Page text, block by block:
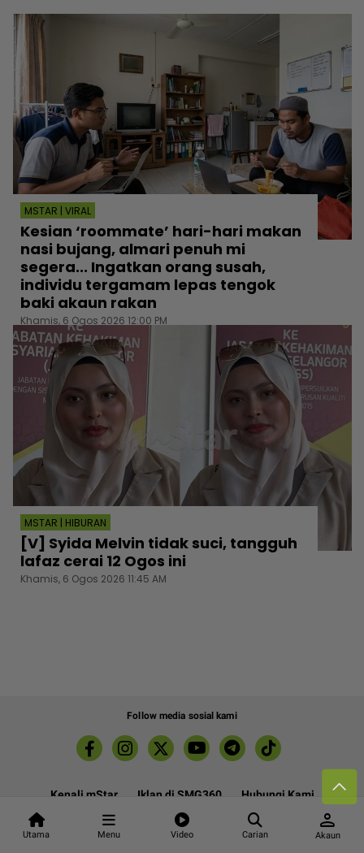
Utama Menu Video Carian
person
Akaun
MSTAR | VIRAL
Kesian ‘roommate’ hari-hari makan
nasi bujang, almari penuh mi
segera... Ingatkan orang susah,
individu tergamam lepas tengok
baki akaun rakan
Khamis, 6 Ogos 2026 12:00 PM
MSTAR | HIBURAN
[V] Syida Melvin tidak suci, tangguh
lafaz cerai 12 Ogos ini
Khamis, 6 Ogos 2026 11:45 AM
Follow media sosial kami
Kenali mStar Iklan di SMG360 Hubungi Kami
Terma & Syarat Dasar Privasi